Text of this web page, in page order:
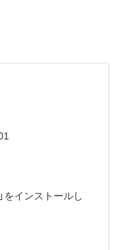
をインストールし